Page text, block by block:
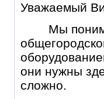
Уважаемый
Мы
они нужны
сложно.